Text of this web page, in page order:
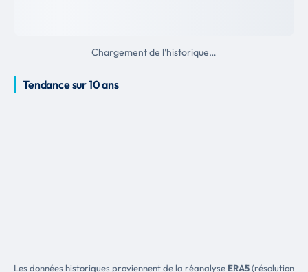
Chargement de l'historique…
Tendance sur 10 ans
Les données historiques proviennent de la réanalyse ERA5(résolution